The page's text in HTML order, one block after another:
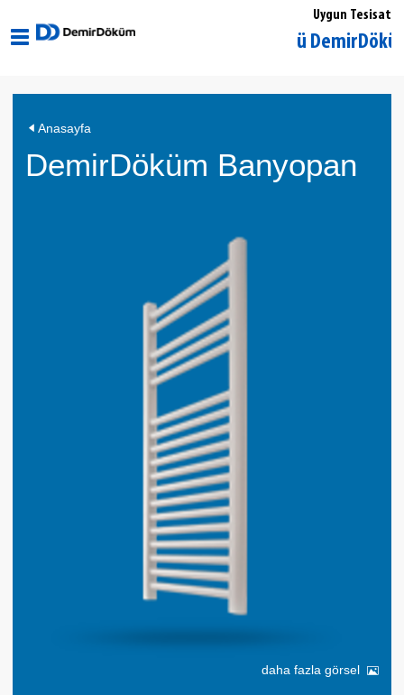
Uygun Tesisat
Edirne Uzunköprü DemirDöküm
Anasayfa
DemirDöküm Banyopan
daha fazla görsel
DemirDöküm